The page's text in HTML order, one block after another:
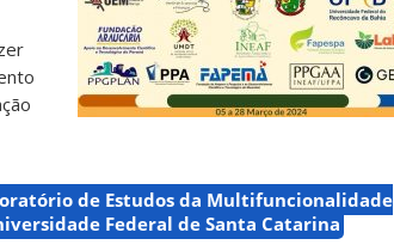
de Estudos da Multifuncionalidade
Federal de Santa Catarina